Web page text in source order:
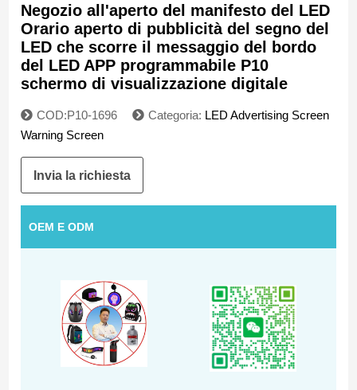
Negozio all'aperto del manifesto del LED
Orario aperto di pubblicità del segno del
LED che scorre il messaggio del bordo
del LED APP programmabile P10
schermo di visualizzazione digitale
COD:P10-1696 Categoria: LED Advertising Screen
Warning Screen
Invia la richiesta
OEM E ODM